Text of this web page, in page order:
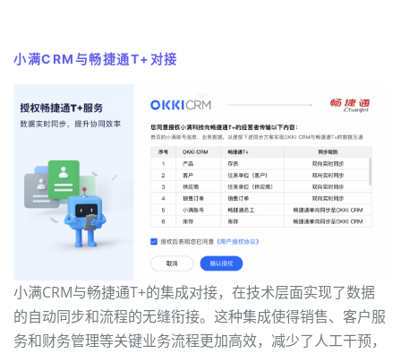
小满CRM与畅捷通T+对接
小满CRM与畅捷通T+的集成对接，在技术层面实现了数据
的自动同步和流程的无缝衔接。这种集成使得销售、客户服
务和财务管理等关键业务流程更加高效，减少了人工干预，